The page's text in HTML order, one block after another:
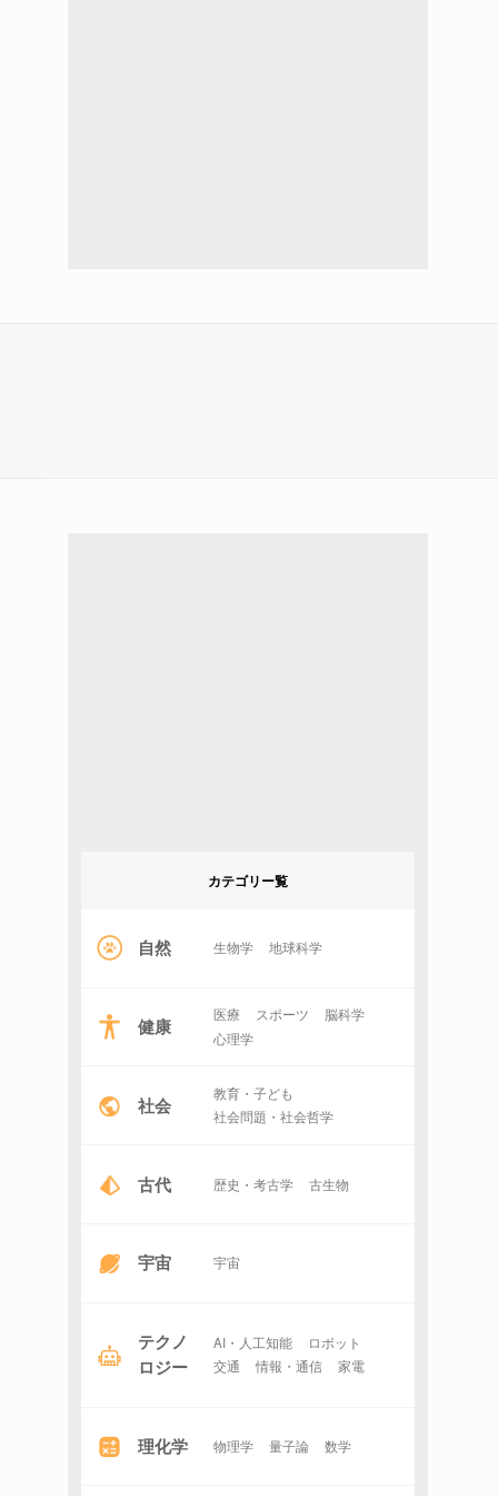
カテゴリー覧
自然 生物学 地球科学
健康 医療 スポーツ
脳科学
心理学
社会
教育・子ども
社会問題・社会哲学
古代 歴史・考古学 古生物
宇宙 宇宙
テクノ
ロジー
AI・人工知能
ロボット
交通
情報・通信 家電
理化学 物理学 量子論 数学